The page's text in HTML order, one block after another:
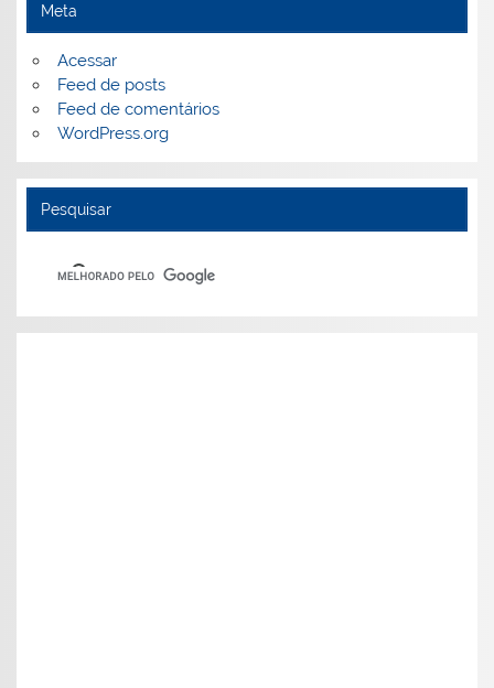
Meta
Acessar
Feed de posts
Feed de comentários
WordPress.org
Pesquisar